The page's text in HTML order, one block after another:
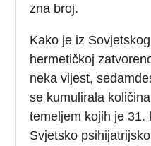
zna broj.
Kako je iz
hermetičkoj
neka vijest,
se kumulirala
temeljem kojih je 31.
Svjetsko